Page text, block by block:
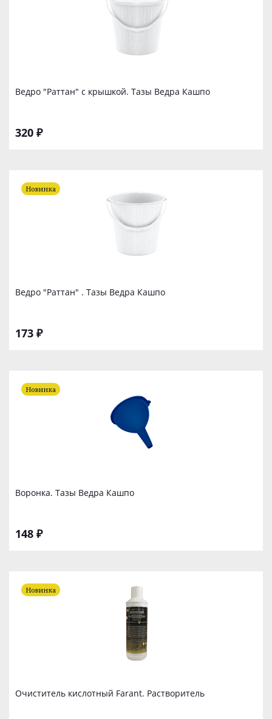
Ведро "Раттан" с крышкой. Тазы Ведра Кашпо
320 ₽
Ведро "Раттан" . Тазы Ведра Кашпо
173 ₽
Новинка
Воронка. Тазы Ведра Кашпо
148 ₽
Новинка
Очиститель кислотный Farant. Растворитель
Новинка